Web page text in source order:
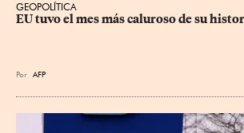
GEOPOLÍTICA
EU tuvo el mes más caluroso de su
Por AFP